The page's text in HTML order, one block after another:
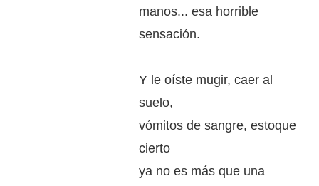
manos... esa horrible
sensación.
Y le oíste mugir, caer al
suelo,
vómitos de sangre, estoque
cierto
ya no es más que una